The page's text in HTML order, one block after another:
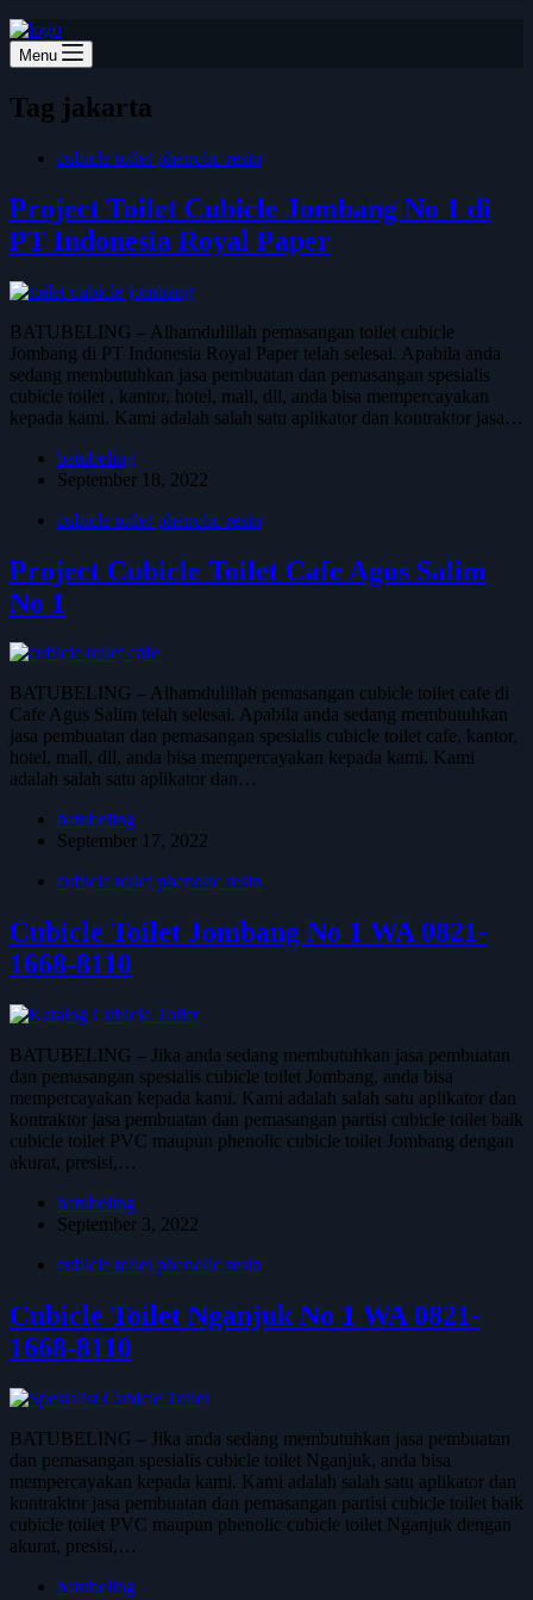
Menu
Tag jakarta
cubicle toilet phenolic resin
Project Toilet Cubicle Jombang No 1 di
PT Indonesia Royal Paper
BATUBELING – Alhamdulillah pemasangan toilet cubicle
Jombang di PT Indonesia Royal Paper telah selesai. Apabila anda
sedang membutuhkan jasa pembuatan dan pemasangan spesialis
cubicle toilet , kantor, hotel, mall, dll, anda bisa mempercayakan
kepada kami. Kami adalah salah satu aplikator dan kontraktor jasa…
batubeling
September 18, 2022
cubicle toilet phenolic resin
Project Cubicle Toilet Cafe Agus Salim
No 1
BATUBELING – Alhamdulillah pemasangan cubicle toilet cafe di
Cafe Agus Salim telah selesai. Apabila anda sedang membutuhkan
jasa pembuatan dan pemasangan spesialis cubicle toilet cafe, kantor,
hotel, mall, dll, anda bisa mempercayakan kepada kami. Kami
adalah salah satu aplikator dan…
batubeling
September 17, 2022
cubicle toilet phenolic resin
Cubicle Toilet Jombang No 1 WA 0821-
1668-8110
BATUBELING – Jika anda sedang membutuhkan jasa pembuatan
dan pemasangan spesialis cubicle toilet Jombang, anda bisa
mempercayakan kepada kami. Kami adalah salah satu aplikator dan
kontraktor jasa pembuatan dan pemasangan partisi cubicle toilet baik
cubicle toilet PVC maupun phenolic cubicle toilet Jombang dengan
akurat, presisi,…
batubeling
September 3, 2022
cubicle toilet phenolic resin
Cubicle Toilet Nganjuk No 1 WA 0821-
1668-8110
BATUBELING – Jika anda sedang membutuhkan jasa pembuatan
dan pemasangan spesialis cubicle toilet Nganjuk, anda bisa
mempercayakan kepada kami. Kami adalah salah satu aplikator dan
kontraktor jasa pembuatan dan pemasangan partisi cubicle toilet baik
cubicle toilet PVC maupun phenolic cubicle toilet Nganjuk dengan
akurat, presisi,…
batubeling